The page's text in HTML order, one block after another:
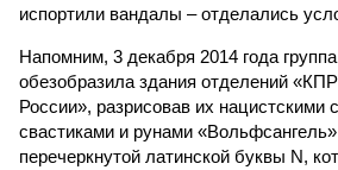
испортили вандалы – отделались
Напомним, 3 декабря 2014 года
обезобразила здания отделений
России», разрисовав их нацистскими
свастиками и рунами
перечеркнутой латинской буквы N,